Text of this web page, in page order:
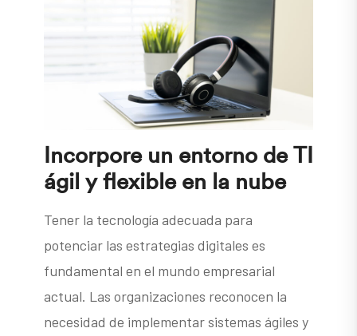
Incorpore un entorno de TI
ágil y flexible en la nube
Tener la tecnología adecuada para
potenciar las estrategias digitales es
fundamental en el mundo empresarial
actual. Las organizaciones reconocen la
necesidad de implementar sistemas ágiles y